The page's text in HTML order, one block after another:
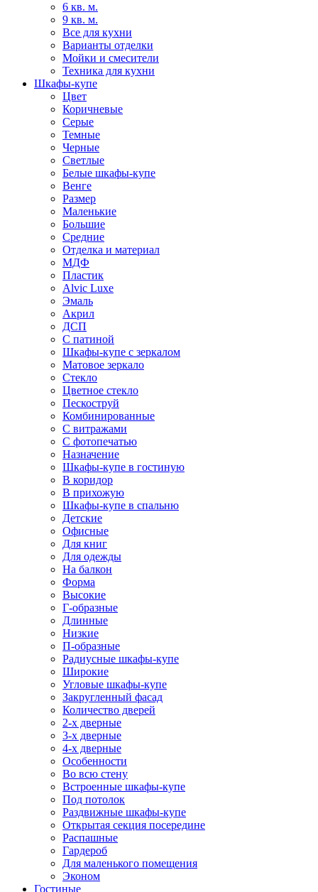
6 кв. м.
9 кв. м.
Все для кухни
Варианты отделки
Мойки и смесители
Техника для кухни
Шкафы-купе
Цвет
Коричневые
Серые
Темные
Черные
Светлые
Белые шкафы-купе
Венге
Размер
Маленькие
Большие
Средние
Отделка и материал
МДФ
Пластик
Alvic Luxe
Эмаль
Акрил
ДСП
С патиной
Шкафы-купе с зеркалом
Матовое зеркало
Стекло
Цветное стекло
Пескоструй
Комбинированные
С витражами
С фотопечатью
Назначение
Шкафы-купе в гостиную
В коридор
В прихожую
Шкафы-купе в спальню
Детские
Офисные
Для книг
Для одежды
На балкон
Форма
Высокие
Г-образные
Длинные
Низкие
П-образные
Радиусные шкафы-купе
Широкие
Угловые шкафы-купе
Закругленный фасад
Количество дверей
2-х дверные
3-х дверные
4-х дверные
Особенности
Во всю стену
Встроенные шкафы-купе
Под потолок
Раздвижные шкафы-купе
Открытая секция посередине
Распашные
Гардероб
Для маленького помещения
Эконом
Гостиные